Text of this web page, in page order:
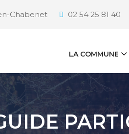
Chabenet 02 54 25 81 40
LA COMMUNE